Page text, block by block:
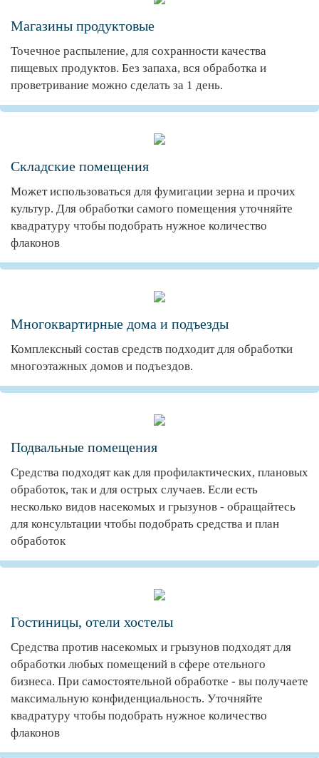
Магазины продуктовые
Точечное распыление, для сохранности качества
пищевых продуктов. Без запаха, вся обработка и
проветривание можно сделать за 1 день.
Складские помещения
Может использоваться для фумигации зерна и прочих
культур. Для обработки самого помещения уточняйте
квадратуру чтобы подобрать нужное количество
флаконов
Многоквартирные дома и подъезды
Комплексный состав средств подходит для обработки
многоэтажных домов и подъездов.
Подвальные помещения
Средства подходят как для профилактических, плановых
обработок, так и для острых случаев. Если есть
несколько видов насекомых и грызунов - обращайтесь
для консультации чтобы подобрать средства и план
обработок
Гостиницы, отели хостелы
Средства против насекомых и грызунов подходят для
обработки любых помещений в сфере отельного
бизнеса. При самостоятельной обработке - вы получаете
максимальную конфиденциальность. Уточняйте
квадратуру чтобы подобрать нужное количество
флаконов